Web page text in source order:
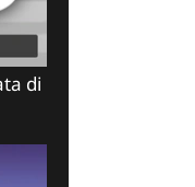
di